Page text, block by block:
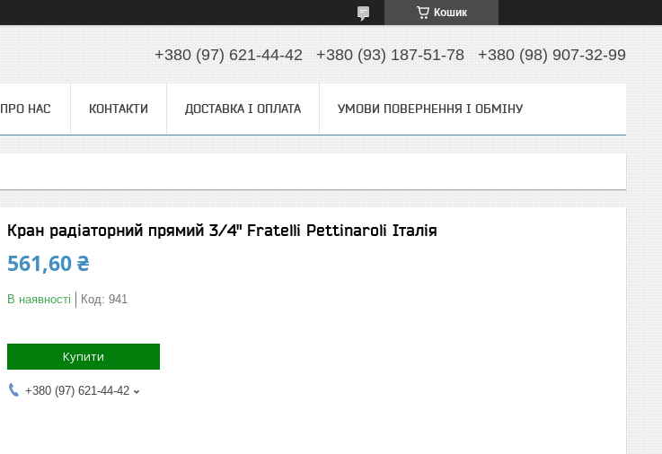
Кошик
+380 (97) 621-44-42 +380 (93) 187-51-78 +380 (98) 907-32-99
ПРО НАС КОНТАКТИ ДОСТАВКА І ОПЛАТА УМОВИ ПОВЕРНЕННЯ І ОБМІНУ
Кран радіаторний прямий 3/4" Fratelli Pettinaroli Італія
561,60 ₴
В наявності Код: 941
Купити
+380 (97) 621-44-42